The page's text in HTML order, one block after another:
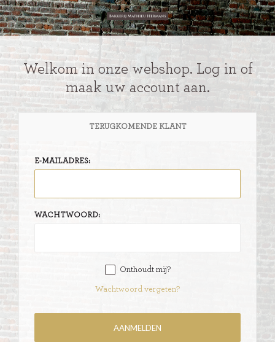
Welkom in onze webshop. Log in of
maak uw account aan.
TERUGKOMENDE KLANT
E-MAILADRES:
WACHTWOORD:
Onthoudt mij?
Wachtwoord vergeten?